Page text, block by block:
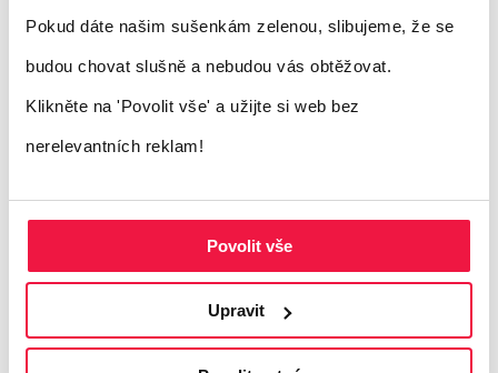
Pokud dáte našim sušenkám zelenou, slibujeme, že se
budou chovat slušně a nebudou vás obtěžovat.
Klikněte na 'Povolit vše' a užijte si web bez
nerelevantních reklam!
Povolit vše
Upravit
způsobem můžete porovnat výsledky přímo
s reklamou, o které víte, že vám vydělává
peníze, což vám při analýze výsledků ušetří
čas.
►Tip: Pro přesnější analýzu výkonu
testovaných reklam zkoušejte měnit vždy
pouze jeden prvek. Pokud například chcete
vyzkoušet nové fotografie, neprovádějte